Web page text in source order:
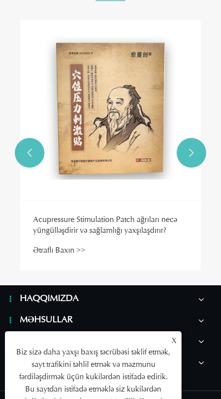
Yaşlanma Əleyhinə Gündüz və Gecə Serumu
Niyə Dəriyə Qulluq Rutininizi dəyişdirir?
Ətraflı Baxın >>
 
HAQQIMIZDA
MƏHSULLAR
BIZIMLƏ ƏLAQƏ SAXLAYIN
X
Biz sizə daha yaxşı baxış təcrübəsi təklif etmək,
sayt trafikini təhlil etmək və məzmunu
fərdiləşdirmək üçün kukilərdən istifadə edirik.
Bu saytdan istifadə etməklə siz kukilərdən